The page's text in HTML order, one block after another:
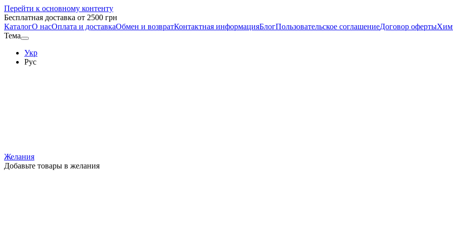
Перейти к основному контенту
Бесплатная доставка от 2500 грн
КаталогО насОплата и доставкаОбмен и возвратКонтактная информацияБлогПользовательское соглашениеДоговор оферты
Тема
Укр
Рус
Желания
Добавьте товары в желания